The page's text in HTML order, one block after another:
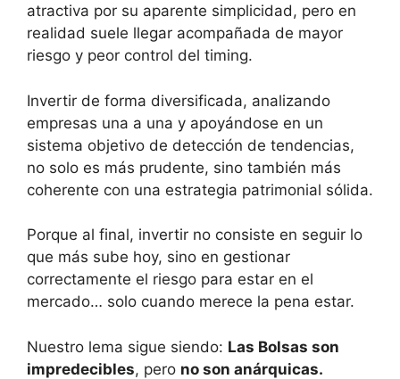
atractiva por su aparente simplicidad, pero en
realidad suele llegar acompañada de mayor
riesgo y peor control del timing.
Invertir de forma diversificada, analizando
empresas una a una y apoyándose en un
sistema objetivo de detección de tendencias,
no solo es más prudente, sino también más
coherente con una estrategia patrimonial sólida.
Porque al final, invertir no consiste en seguir lo
que más sube hoy, sino en gestionar
correctamente el riesgo para estar en el
mercado… solo cuando merece la pena estar.
Nuestro lema sigue siendo: Las Bolsas son
impredecibles, pero no son anárquicas.